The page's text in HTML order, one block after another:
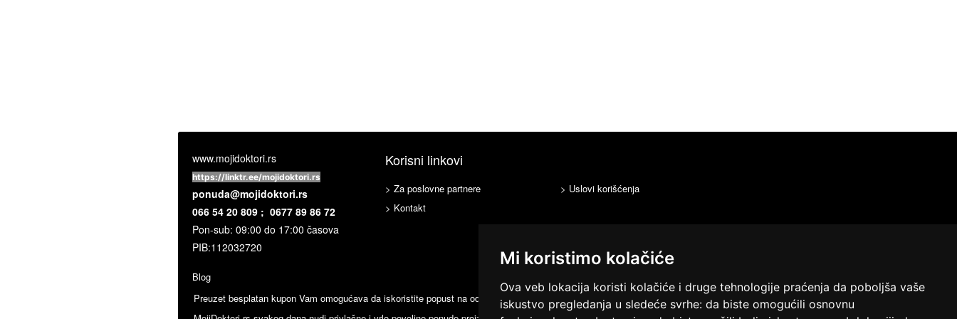
Mi koristimo kolačiće
Ova veb lokacija koristi kolačiće i druge tehnologije praćenja da poboljša vaše
iskustvo pregledanja u sledeće svrhe: da biste omogućili osnovnu
www.mojidoktori.rs
https://linktr.ee/mojidoktori.rs
ponuda@mojidoktori.rs
066 54 20 809 ; 0677 89 86 72
Pon-sub: 09:00 do 17:00 časova
PIB:112032720
Blog
Korisni linkovi
> Za poslovne partnere
> Uslovi korišćenja
> Kontakt
Preuzet besplatan kupon Vam omogućava da iskoristite popust na određenu robu ili uslugu i platite na licu mesta, bez odlaska u poštu/banku ili plaćanja ebanking nalogom.